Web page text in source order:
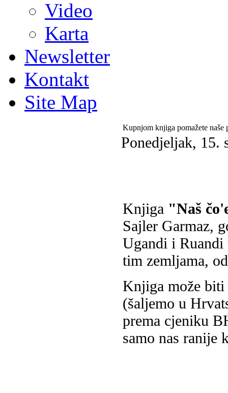
Video
Karta
Newsletter
Kontakt
Site Map
Kupnjom knjiga pomažete
Ponedjeljak, 15.
Knjiga "Naš
Sajler Garmaz,
Ugandi i Ruandi
tim zemljama,
Knjiga može biti
(šaljemo u
prema cjeniku
samo nas ranije